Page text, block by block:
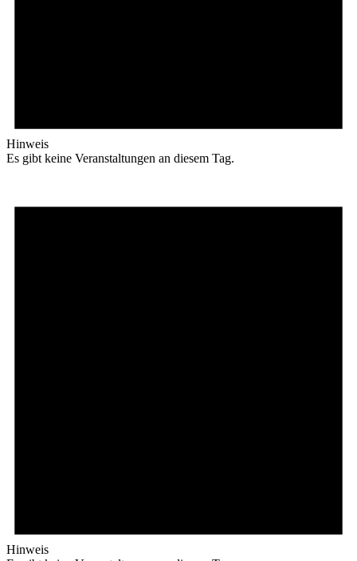
Hinweis
Es gibt keine Veranstaltungen an diesem Tag.
Hinweis